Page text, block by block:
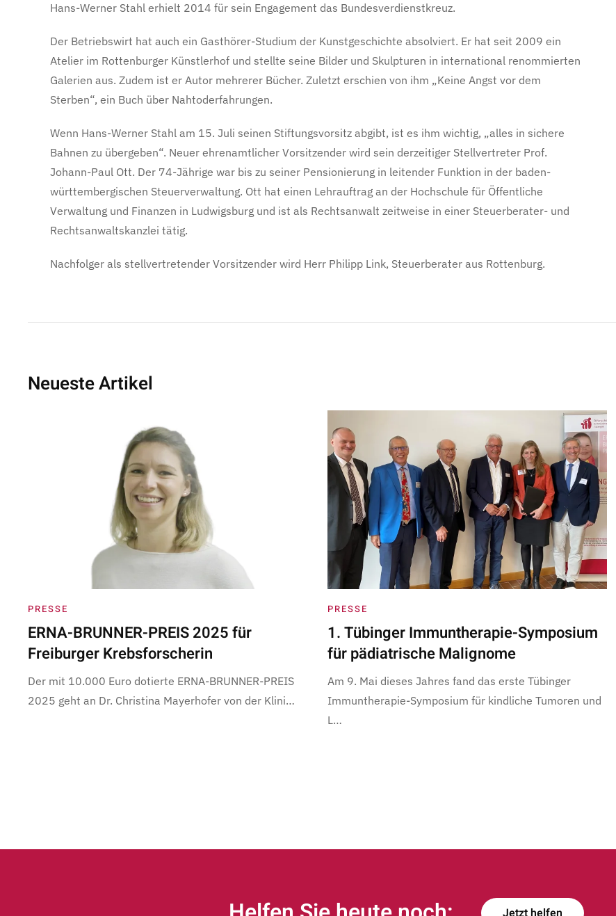
Hans-Werner Stahl erhielt 2014 für sein Engagement das Bundesverdienstkreuz.
Der Betriebswirt hat auch ein Gasthörer-Studium der Kunstgeschichte absolviert. Er hat seit 2009 ein
Atelier im Rottenburger Künstlerhof und stellte seine Bilder und Skulpturen in international renommierten
Galerien aus. Zudem ist er Autor mehrerer Bücher. Zuletzt erschien von ihm „Keine Angst vor dem
Sterben“, ein Buch über Nahtoderfahrungen.
Wenn Hans-Werner Stahl am 15. Juli seinen Stiftungsvorsitz abgibt, ist es ihm wichtig, „alles in sichere
Bahnen zu übergeben“. Neuer ehrenamtlicher Vorsitzender wird sein derzeitiger Stellvertreter Prof.
Johann-Paul Ott. Der 74-Jährige war bis zu seiner Pensionierung in leitender Funktion in der baden-
württembergischen Steuerverwaltung. Ott hat einen Lehrauftrag an der Hochschule für Öffentliche
Verwaltung und Finanzen in Ludwigsburg und ist als Rechtsanwalt zeitweise in einer Steuerberater- und
Rechtsanwaltskanzlei tätig.
Nachfolger als stellvertretender Vorsitzender wird Herr Philipp Link, Steuerberater aus Rottenburg.
Neueste Artikel
PRESSE
ERNA-BRUNNER-PREIS 2025 für
Freiburger Krebsforscherin
Der mit 10.000 Euro dotierte ERNA-BRUNNER-PREIS
2025 geht an Dr. Christina Mayerhofer von der Klini…
PRESSE
1. Tübinger Immuntherapie-Symposium
für pädiatrische Malignome
Am 9. Mai dieses Jahres fand das erste Tübinger
Immuntherapie-Symposium für kindliche Tumoren und
L…